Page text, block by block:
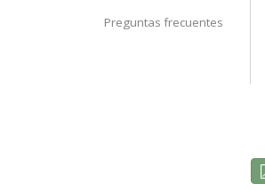
Preguntas frecuentes